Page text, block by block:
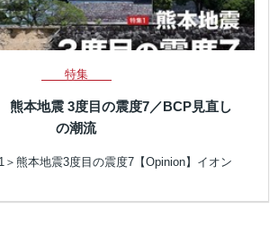
特集
本地震 3度目の震度7／BCP見直し
の潮流
＞熊本地震3度目の震度7【Opinion】イオン